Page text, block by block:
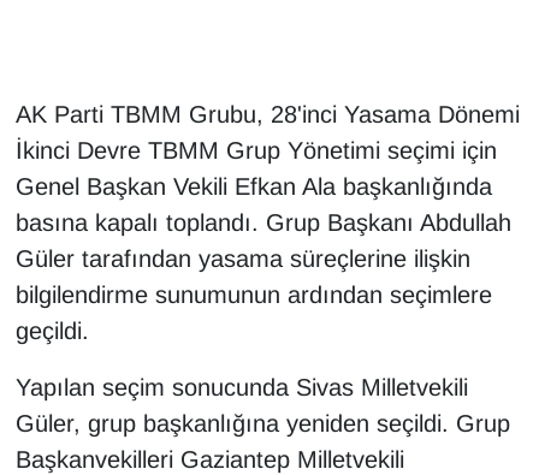
AK Parti TBMM Grubu, 28'inci Yasama Dönemi
İkinci Devre TBMM Grup Yönetimi seçimi için
Genel Başkan Vekili Efkan Ala başkanlığında
basına kapalı toplandı. Grup Başkanı Abdullah
Güler tarafından yasama süreçlerine ilişkin
bilgilendirme sunumunun ardından seçimlere
geçildi.
Yapılan seçim sonucunda Sivas Milletvekili
Güler, grup başkanlığına yeniden seçildi. Grup
Başkanvekilleri Gaziantep Milletvekili
HABERDE İNSAN
İngilizce
Kadın
Kamu Alımları
Kim Kimdir?
Kültür & Sanat